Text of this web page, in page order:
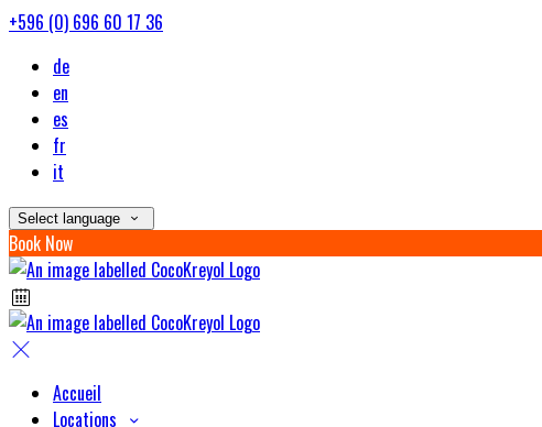
+596 (0) 696 60 17 36
de
en
es
fr
it
Select language
Book Now
Accueil
Locations